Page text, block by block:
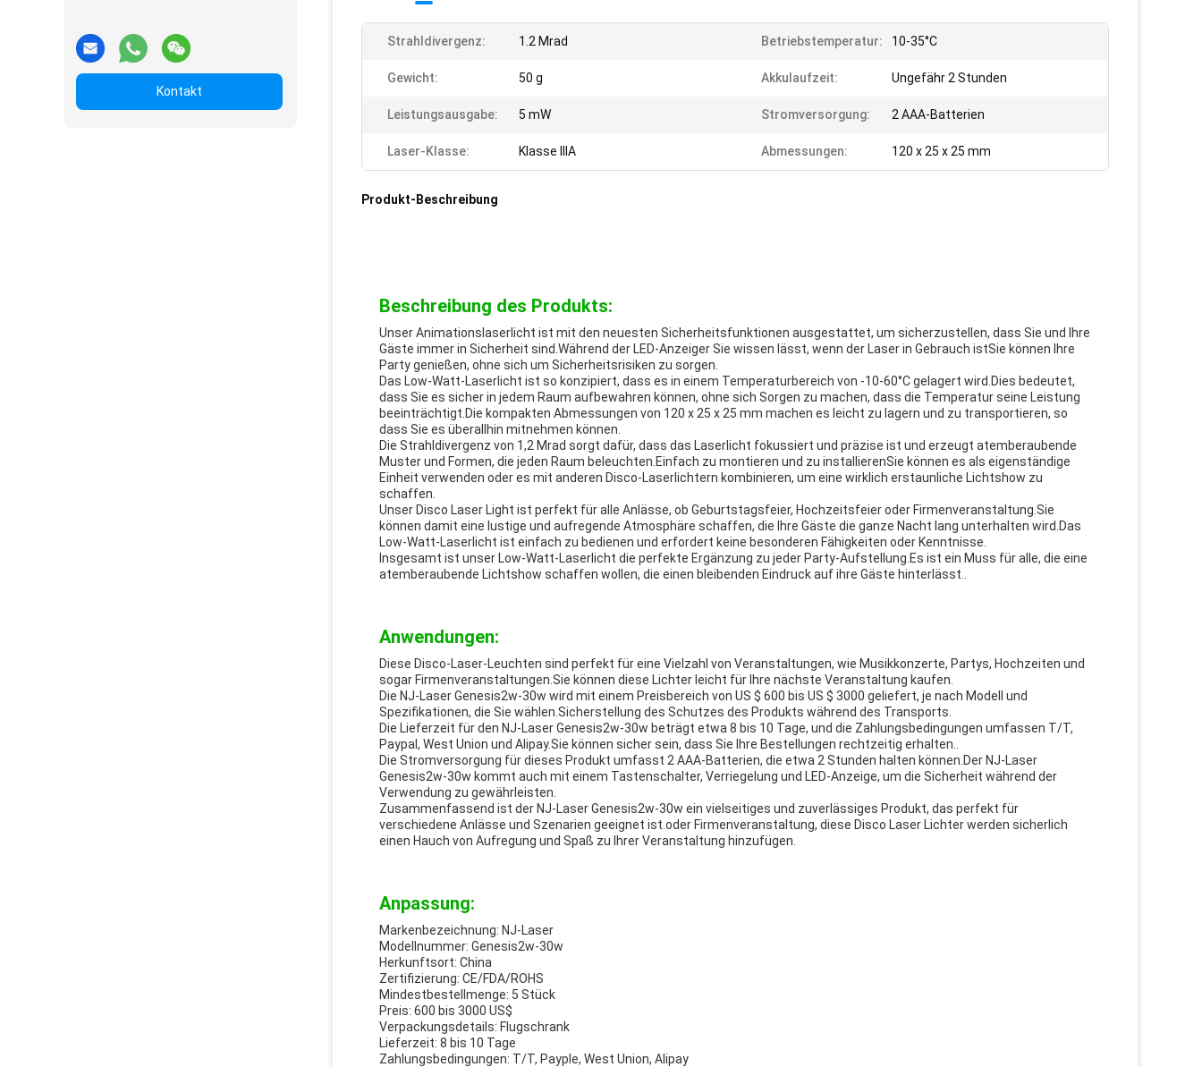
Kontakt
Strahldivergenz: 1.2 Mrad Betriebstemperatur: 10-35°C
Gewicht: 50 g Akkulaufzeit: Ungefähr 2 Stunden
Leistungsausgabe: 5 mW Stromversorgung: 2 AAA-Batterien
Laser-Klasse: Klasse IIIA Abmessungen: 120 x 25 x 25 mm
Produkt-Beschreibung
Beschreibung des Produkts:
Unser Animationslaserlicht ist mit den neuesten Sicherheitsfunktionen ausgestattet, um sicherzustellen, dass Sie und Ihre
Gäste immer in Sicherheit sind.Während der LED-Anzeiger Sie wissen lässt, wenn der Laser in Gebrauch istSie können Ihre
Party genießen, ohne sich um Sicherheitsrisiken zu sorgen.
Das Low-Watt-Laserlicht ist so konzipiert, dass es in einem Temperaturbereich von -10-60°C gelagert wird.Dies bedeutet,
dass Sie es sicher in jedem Raum aufbewahren können, ohne sich Sorgen zu machen, dass die Temperatur seine Leistung
beeinträchtigt.Die kompakten Abmessungen von 120 x 25 x 25 mm machen es leicht zu lagern und zu transportieren, so
dass Sie es überallhin mitnehmen können.
Die Strahldivergenz von 1,2 Mrad sorgt dafür, dass das Laserlicht fokussiert und präzise ist und erzeugt atemberaubende
Muster und Formen, die jeden Raum beleuchten.Einfach zu montieren und zu installierenSie können es als eigenständige
Einheit verwenden oder es mit anderen Disco-Laserlichtern kombinieren, um eine wirklich erstaunliche Lichtshow zu
schaffen.
Unser Disco Laser Light ist perfekt für alle Anlässe, ob Geburtstagsfeier, Hochzeitsfeier oder Firmenveranstaltung.Sie
können damit eine lustige und aufregende Atmosphäre schaffen, die Ihre Gäste die ganze Nacht lang unterhalten wird.Das
Low-Watt-Laserlicht ist einfach zu bedienen und erfordert keine besonderen Fähigkeiten oder Kenntnisse.
Insgesamt ist unser Low-Watt-Laserlicht die perfekte Ergänzung zu jeder Party-Aufstellung.Es ist ein Muss für alle, die eine
atemberaubende Lichtshow schaffen wollen, die einen bleibenden Eindruck auf ihre Gäste hinterlässt..
Anwendungen:
Diese Disco-Laser-Leuchten sind perfekt für eine Vielzahl von Veranstaltungen, wie Musikkonzerte, Partys, Hochzeiten und
sogar Firmenveranstaltungen.Sie können diese Lichter leicht für Ihre nächste Veranstaltung kaufen.
Die NJ-Laser Genesis2w-30w wird mit einem Preisbereich von US $ 600 bis US $ 3000 geliefert, je nach Modell und
Spezifikationen, die Sie wählen.Sicherstellung des Schutzes des Produkts während des Transports.
Die Lieferzeit für den NJ-Laser Genesis2w-30w beträgt etwa 8 bis 10 Tage, und die Zahlungsbedingungen umfassen T/T,
Paypal, West Union und Alipay.Sie können sicher sein, dass Sie Ihre Bestellungen rechtzeitig erhalten..
Die Stromversorgung für dieses Produkt umfasst 2 AAA-Batterien, die etwa 2 Stunden halten können.Der NJ-Laser
Genesis2w-30w kommt auch mit einem Tastenschalter, Verriegelung und LED-Anzeige, um die Sicherheit während der
Verwendung zu gewährleisten.
Zusammenfassend ist der NJ-Laser Genesis2w-30w ein vielseitiges und zuverlässiges Produkt, das perfekt für
verschiedene Anlässe und Szenarien geeignet ist.oder Firmenveranstaltung, diese Disco Laser Lichter werden sicherlich
einen Hauch von Aufregung und Spaß zu Ihrer Veranstaltung hinzufügen.
Anpassung:
Markenbezeichnung: NJ-Laser
Modellnummer: Genesis2w-30w
Herkunftsort: China
Zertifizierung: CE/FDA/ROHS
Mindestbestellmenge: 5 Stück
Preis: 600 bis 3000 US$
Verpackungsdetails: Flugschrank
Lieferzeit: 8 bis 10 Tage
Zahlungsbedingungen: T/T, Payple, West Union, Alipay